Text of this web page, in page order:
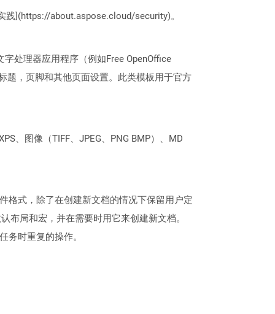
践](https://about.aspose.cloud/security)。
处理器应用程序（例如Free OpenOffice
题，页脚和其他页面设置。此类模板用于官方
、图像（TIFF、JPEG、PNG BMP）、MD
格式，除了在创建新文档的情况下保留用户定
布局和宏，并在需要时用它来创建新文档。
务时重复的操作。